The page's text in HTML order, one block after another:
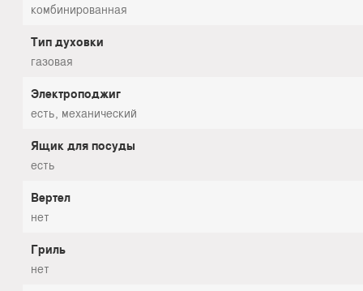
комбинированная
Тип духовки
газовая
Электроподжиг
есть, механический
Ящик для посуды
есть
Вертел
нет
Гриль
нет